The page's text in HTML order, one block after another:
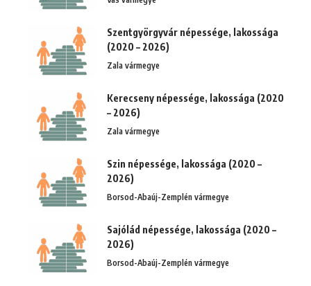
Szentgyörgyvár népessége, lakossága
(2020 – 2026)
Zala vármegye
Kerecseny népessége, lakossága (2020
– 2026)
Zala vármegye
Szin népessége, lakossága (2020 –
2026)
Borsod-Abaúj-Zemplén vármegye
Sajólád népessége, lakossága (2020 –
2026)
Borsod-Abaúj-Zemplén vármegye